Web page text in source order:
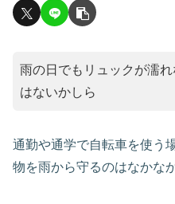
雨の日でもリュックが濡
はないかしら
通勤や通学で自転車を使う
物を雨から守るのはなかな